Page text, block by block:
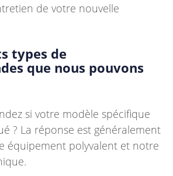
de votre nouvelle
types de
que nous pouvons
si votre modèle spécifique
? La réponse est généralement
équipement polyvalent et notre